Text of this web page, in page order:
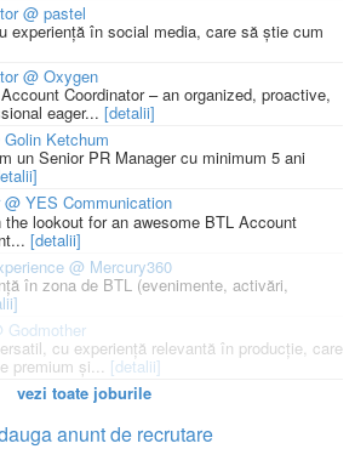
@ pastel
experiență în social media, care să știe cum
@ Oxygen
Coordinator – an organized, proactive,
eager... [detalii]
Ketchum
un Senior PR Manager cu minimum 5 ani
YES Communication
lookout for an awesome BTL Account
[detalii]
@ Mercury360
în zona de BTL (evenimente, activări,
Godmother
cu experiență relevantă în producție, care
premium și... [detalii]
vezi toate joburile
anunt de recrutare